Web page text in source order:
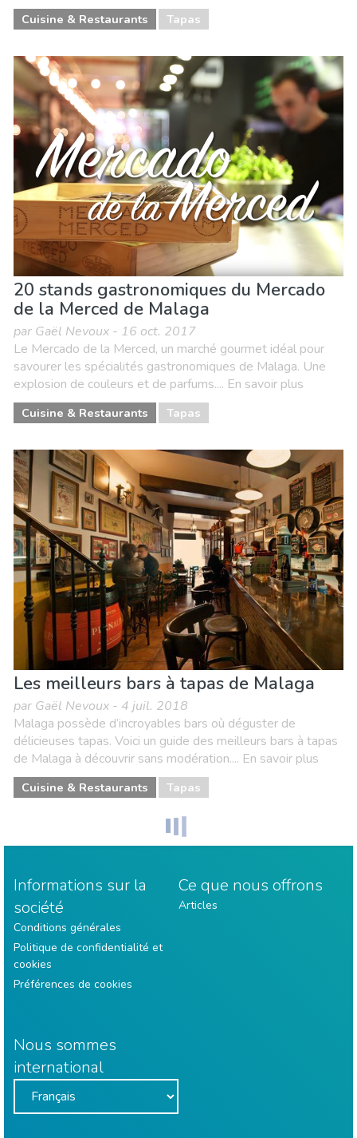
Cuisine & Restaurants Tapas
20 stands gastronomiques du Mercado
de la Merced de Malaga
par Gaël Nevoux - 16 oct. 2017
Le Mercado de la Merced, un marché gourmet idéal pour
savourer les spécialités gastronomiques de Malaga. Une
explosion de couleurs et de parfums.... En savoir plus
Cuisine & Restaurants Tapas
Les meilleurs bars à tapas de Malaga
par Gaël Nevoux - 4 juil. 2018
Malaga possède d’incroyables bars où déguster de
délicieuses tapas. Voici un guide des meilleurs bars à tapas
de Malaga à découvrir sans modération.... En savoir plus
Cuisine & Restaurants Tapas
Informations sur la
société
Conditions générales
Politique de confidentialité et
cookies
Préférences de cookies
Ce que nous offrons
Articles
Nous sommes
international